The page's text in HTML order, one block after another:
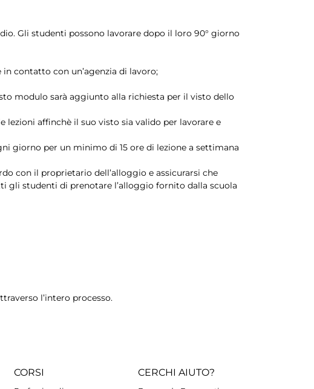
Gli studenti possono lavorare dopo il loro 90° giorno
contatto con un’agenzia di lavoro;
modulo sarà aggiunto alla richiesta per il visto dello
lezioni affinchè il suo visto sia valido per lavorare e
giorno per un minimo di 15 ore di lezione a settimana
con il proprietario dell’alloggio e assicurarsi che
gli studenti di prenotare l’alloggio fornito dalla scuola
l’intero processo.
CORSI CERCHI AIUTO?